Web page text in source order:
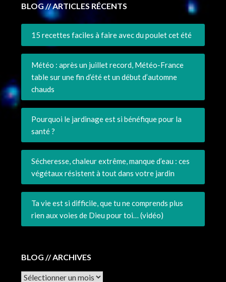
BLOG // ARTICLES RÉCENTS
15 recettes faciles à faire avec du poulet cet été
Météo : après un juillet record, Météo-France
table sur une fin d’été et un début d’automne
chauds
Pourquoi le jardinage est si bénéfique pour la
santé ?
Sécheresse, chaleur extrême, manque d’eau : ces
végétaux résistent à tout dans votre jardin
Ta vie est si difficile, que tu ne comprends plus
rien aux voies de Dieu pour toi… (vidéo)
BLOG // ARCHIVES
Archives